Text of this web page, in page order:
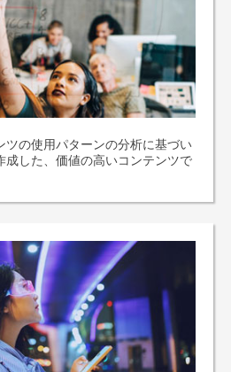
ツの使用パターンの分析に基づい
成した、価値の高いコンテンツで